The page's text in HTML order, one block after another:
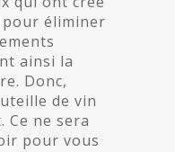
éliminer
ainsi la
Donc,
de vin
Ce ne sera
pour vous